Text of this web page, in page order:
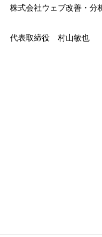
株式会社ウェブ改善・分
代表取締役 村山敏也